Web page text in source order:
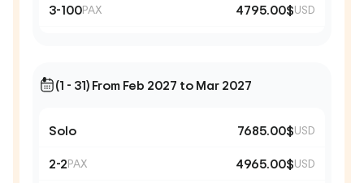
3-100PAX 4795.00$USD
(1 - 31) From Feb 2027 to Mar 2027
Solo 7685.00$USD
2-2PAX 4965.00$USD